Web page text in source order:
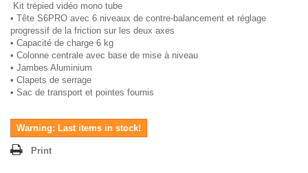
Kit trépied vidéo mono tube
• Tête S6PRO avec 6 niveaux de contre-balancement et réglage
progressif de la friction sur les deux axes
• Capacité de charge 6 kg
• Colonne centrale avec base de mise à niveau
• Jambes Aluminium
• Clapets de serrage
• Sac de transport et pointes fournis
Warning: Last items in stock!
Print